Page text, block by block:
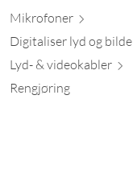
Mikrofoner
Digitaliser lyd og bilde
Lyd- & videokabler
Rengjøring